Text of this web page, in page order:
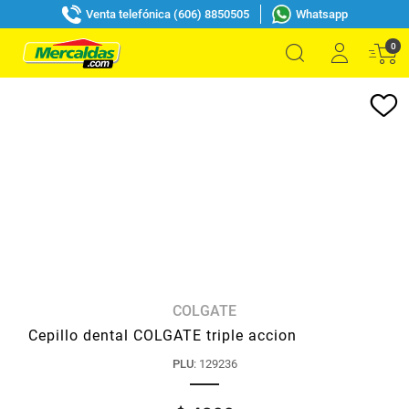
Venta telefónica (606) 8850505 Whatsapp
0
COLGATE
Cepillo dental COLGATE triple accion
PLU: 129236